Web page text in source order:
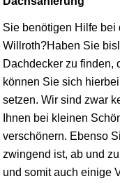
Sie benötigen Hilfe bei
Willroth?Haben Sie
Dachdecker zu finden,
können Sie sich
setzen. Wir sind zwar
Ihnen bei kleinen
verschönern. Ebenso
zwingend ist, ab und
und somit auch einige